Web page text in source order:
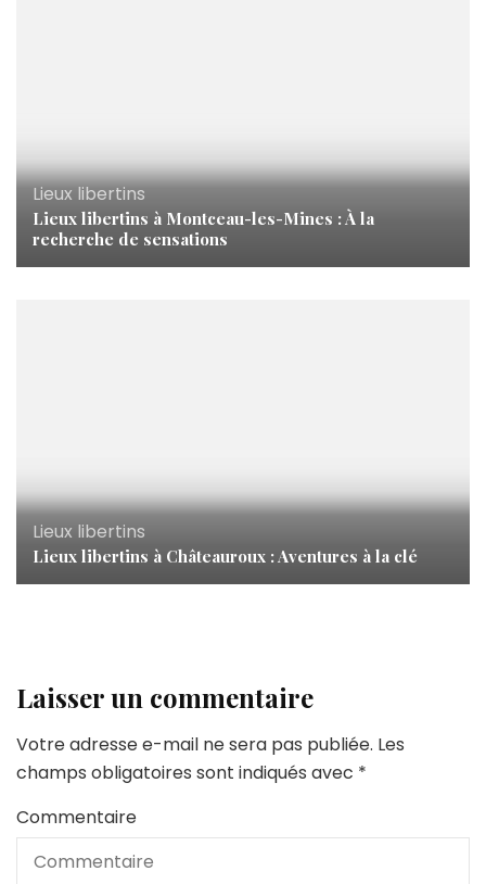
Lieux libertins
Lieux libertins à Montceau-les-Mines : À la
recherche de sensations
Lieux libertins
Lieux libertins à Châteauroux : Aventures à la clé
Laisser un commentaire
Votre adresse e-mail ne sera pas publiée. Les
champs obligatoires sont indiqués avec *
Commentaire